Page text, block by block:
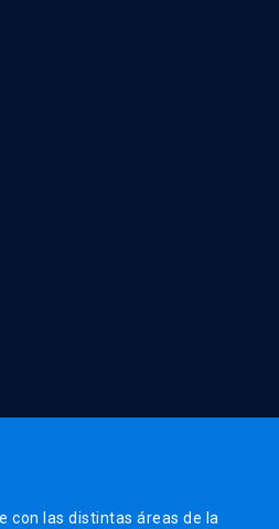
con las distintas áreas de la